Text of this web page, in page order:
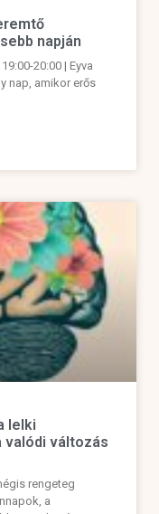
napján
20:00 | Eyva
nap, amikor erős
lelki
valódi változás
rengeteg
a